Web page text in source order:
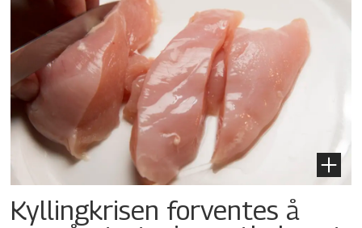
Kyllingkrisen forventes å